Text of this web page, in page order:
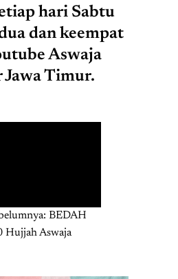
hari Sabtu
dan keempat
Aswaja
Jawa Timur.
BEDAH
Hujjah Aswaja